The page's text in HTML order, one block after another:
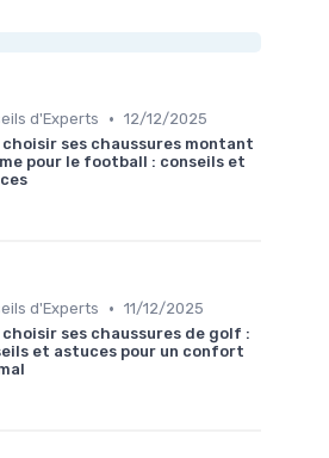
d'Experts • 12/12/2025
choisir ses chaussures montant
pour le football : conseils et
d'Experts • 11/12/2025
choisir ses chaussures de golf :
et astuces pour un confort